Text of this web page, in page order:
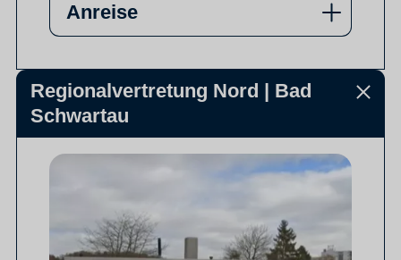
Anreise
Regionalvertretung Nord | Bad
Schwartau